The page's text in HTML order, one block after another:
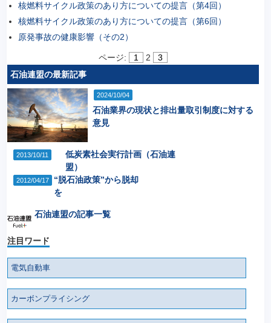
核燃料サイクル政策のあり方についての提言（第4回）
核燃料サイクル政策のあり方についての提言（第6回）
原発事故の健康影響（その2）
ページ: 1 2
3
石油連盟の最新記事
2024/10/04
石油業界の現状と排出量取引制度に対する
意見
2013/10/11
低炭素社会実行計画（石油連
盟）
2012/04/17
“脱石油政策”から脱却
を
石油連盟の記事一覧
注目ワード
電気自動車
カーボンプライシング